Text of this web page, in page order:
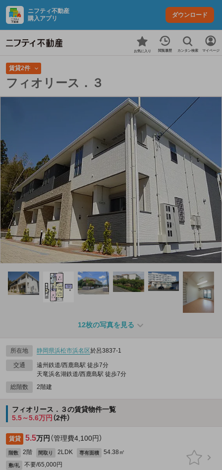
ニフティ不動産
購入アプリ
ダウンロード
お気に入り 閲覧履歴 カンタン検索 マイページ
賃貸2件
フィオリース．３
12枚の写真を見る
所在地 静岡県浜松市浜名区於呂3837‐1
交通
遠州鉄道/西鹿島駅 徒歩7分
天竜浜名湖鉄道/西鹿島駅 徒歩7分
総階数
2階建
フィオリース．３の賃貸物件一覧
5.5～5.6万円 （2件）
賃貸 5.5万円 （管理費4,100円）
階数 2階 間取り 2LDK 専有面積 54.38㎡
敷/礼
不要/65,000円